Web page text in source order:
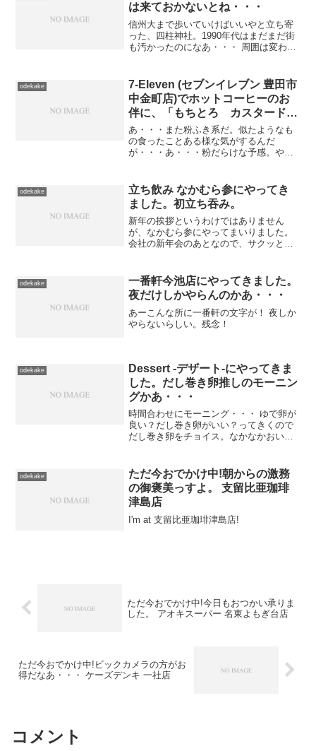
は来ておかないとね・・・
信州大まで歩いていけばいいやと立ち寄
った、四柱神社。1990年代はまだまだ街
も汚かったのになあ・・・ 周囲は変わっ
ずらず だらだらと四期もやる人 やら
せるあほう」こう...
odekake
7-Eleven (セブンイレブン 豊田市
中金町店)でホットコーヒーのお
伴に、「もちとろ カスタード&
ホイップ」を喰ってみた。 #セ
ブンスイーツアンバサダー
あ・・・また粉ふき系だ。似たようなも
の食ったことある様な気がするんだ
が・・・あ・・・粉だらけな予感。やっ
odekake
立ち飲み なかむら参にやってき
ました。初立ち吞み。
新年の挨拶というわけではありません
が、なかむら参にやってまいりました。
会社の新年会のあとなので、サクッと吞
いですな。三千盛いただきました。さて
これにて終了。今日は混んでお...
odekake
一番軒今池店にやってきました。
夜だけしかやらんのかあ・・・
あーこんな所に一番軒の文字が！ 夜しか
やらないらしい。残念！
odekake
Dessert -デザート-にやってきま
した。だし巻き卵推しのモーニン
グかあ・・・
時間合わせにモーニング・・・ ゆで卵が
良い？だし巻き卵がいい？ってきくので
だし巻き卵をチョイス。なかなかおいし
だ。うちの子供たちも食べるだろうな
あ。
odekake
ただ今おでかけ中!朝からの激務
の御褒美っすよ。 支留比亜珈琲
津島店
I'm at 支留比亜珈琲津島店!
ただ今おでかけ中!今日もおつかい承りま
した。 アオキスーパー 名東よもぎ台店
ただ今おでかけ中!ビックカメラの方がお
得だなあ・・・ ケーズデンキ 一社店
コメント